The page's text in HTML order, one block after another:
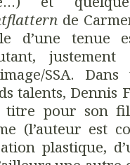
de
d’une tenue
SSA.
talents, Dennis
titre pour son
(l’auteur est
plastique,